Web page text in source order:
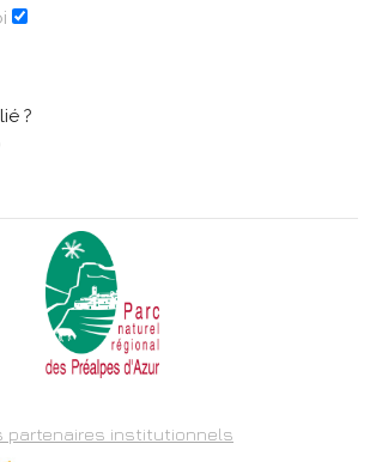
?
partenaires institutionnels